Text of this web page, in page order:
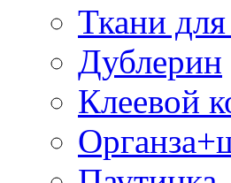
Ткани
Дублерин
Клеевой